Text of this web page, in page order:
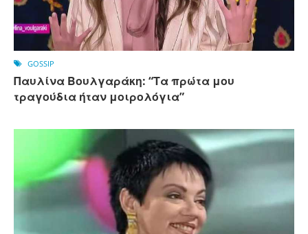
GOSSIP
Παυλίνα Βουλγαράκη: “Τα πρώτα μου
τραγούδια ήταν μοιρολόγια”